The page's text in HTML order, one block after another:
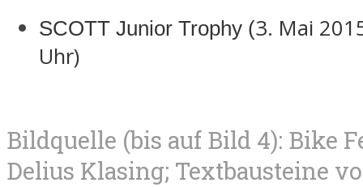
SCOTT Junior Trophy (3. Mai
Uhr)
Bildquelle (bis auf Bild 4): Bike
Delius Klasing; Textbausteine